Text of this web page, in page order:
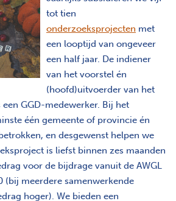
tot tien
onderzoeksprojecten met
een looptijd van ongeveer
een half jaar. De indiener
van het voorstel én
(hoofd)uitvoerder van het
GGD-medewerker. Bij het
één gemeente of provincie én
en desgewenst helpen we
is liefst binnen zes maanden
voor de bijdrage vanuit de AWGL
(bij meerdere samenwerkende
hoger). We bieden een